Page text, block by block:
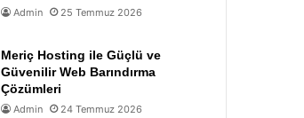
Admin 25 Temmuz 2026
Meriç Hosting ile Güçlü ve
Güvenilir Web Barındırma
Çözümleri
Admin 24 Temmuz 2026